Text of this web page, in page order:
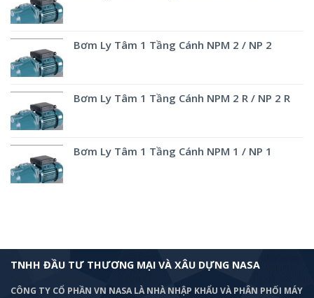
Bơm Ly Tâm 1 Tầng Cánh NPM 2 / NP 2
Bơm Ly Tâm 1 Tầng Cánh NPM 2 R / NP 2 R
Bơm Ly Tâm 1 Tầng Cánh NPM 1 / NP 1
TNHH ĐẦU TƯ THƯƠNG MẠI VÀ XÂU DỰNG NASA
CÔNG TY CỔ PHẦN VN NASA LÀ NHÀ NHẬP KHẨU VÀ PHÂN PHỐI MÁY